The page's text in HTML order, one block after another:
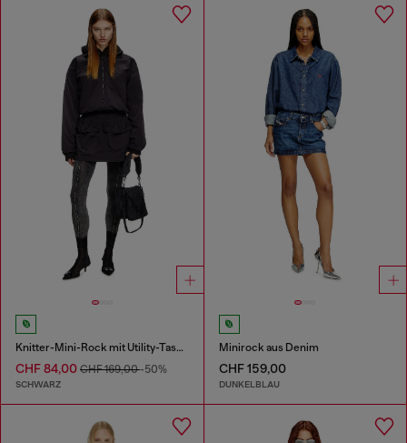
Knitter-Mini-Rock mit Utility-Taschen
CHF 84,00 CHF 169,00-50%
SCHWARZ
Minirock aus Denim
CHF 159,00
DUNKELBLAU